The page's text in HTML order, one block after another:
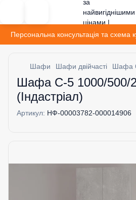
Персональна консультація та схема
Шафи Шафи двійчасті Шафа
Шафа С-5 1000/500/
(Індастріал)
Артикул: НФ-00003782-000014906